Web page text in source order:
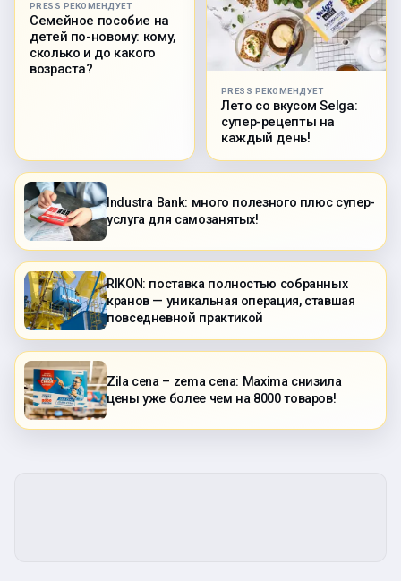
PRESS РЕКОМЕНДУЕТ
Семейное пособие на
детей по-новому: кому,
сколько и до какого
возраста?
PRESS РЕКОМЕНДУЕТ
Лето со вкусом Selga:
супер-рецепты на
каждый день!
Industra Bank: много полезного плюс супер-
услуга для самозанятых!
RIKON: поставка полностью собранных
кранов — уникальная операция, ставшая
повседневной практикой
Zila cena – zema cena: Maxima снизила
цены уже более чем на 8000 товаров!